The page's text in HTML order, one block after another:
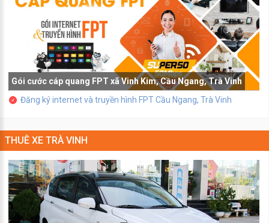
Gói cước cáp quang FPT xã Vinh Kim, Cầu Ngang, Trà Vinh
Đăng ký internet và truyền hình FPT Cầu Ngang, Trà Vinh
THUÊ XE TRÀ VINH